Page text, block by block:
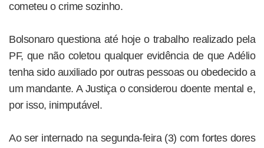
cometeu o crime sozinho.
Bolsonaro questiona até hoje o trabalho realizado pela
PF, que não coletou qualquer evidência de que Adélio
tenha sido auxiliado por outras pessoas ou obedecido a
um mandante. A Justiça o considerou doente mental e,
por isso, inimputável.
Ao ser internado na segunda-feira (3) com fortes dores